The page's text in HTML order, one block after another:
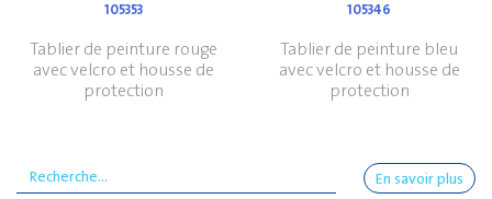
105353
Tablier de peinture rouge
avec velcro et housse de
protection
105346
Tablier de peinture bleu
avec velcro et housse de
protection
En savoir plus